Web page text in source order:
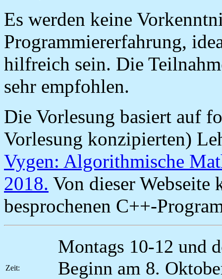
Es werden keine
Programmiererfahrung,
hilfreich sein. Die
sehr empfohlen.
Die Vorlesung basiert auf
Vorlesung konzipierten)
Vygen: Algorithmische
2018. Von dieser Webseite
besprochenen C++-
Zeit:
Montags 10-12 und
Beginn am 8.